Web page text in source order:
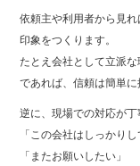
依頼主や利用者から見
印象をつくります。
たとえ会社として立派
であれば、信頼は簡単に
逆に、現場での対応が丁
「この会社はしっかりし
「またお願いしたい」